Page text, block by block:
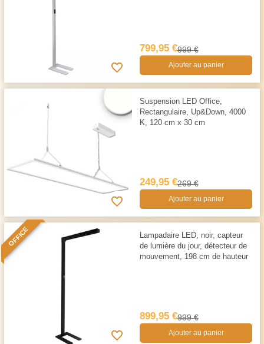
799,95 €999 €
Ajouter au panier
Suspension LED Office,
Rectangulaire, Up&Down, 4000
K, 120 cm x 30 cm
249,95 €269 €
Ajouter au panier
OFFICE
Lampadaire LED, noir, capteur
de lumière du jour, détecteur de
mouvement, 198 cm de hauteur
899,95 €999 €
Ajouter au panier